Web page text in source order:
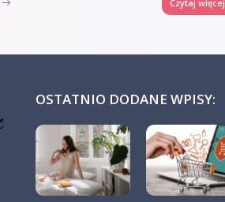
Czytaj więcej
OSTATNIO DODANE WPISY: